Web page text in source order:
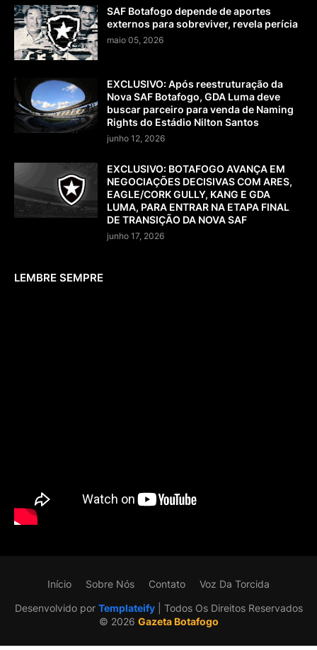
SAF Botafogo depende de aportes
externos para sobreviver, revela perícia
maio 05, 2026
EXCLUSIVO: Após reestruturação da
Nova SAF Botafogo, GDA Luma deve
buscar parceiro para venda de Naming
Rights do Estádio Nilton Santos
junho 12, 2026
EXCLUSIVO: BOTAFOGO AVANÇA EM
NEGOCIAÇÕES DECISIVAS COM ARES,
EAGLE/CORK GULLY, KANG E GDA
LUMA, PARA ENTRAR NA ETAPA FINAL
DE TRANSIÇÃO DA NOVA SAF
junho 17, 2026
LEMBRE SEMPRE
Desenvolvido por Templateify| Todos Os Direitos Reservados
©️ 2026 Gazeta Botafogo
Início Sobre Nós Contato Voz Da Torcida